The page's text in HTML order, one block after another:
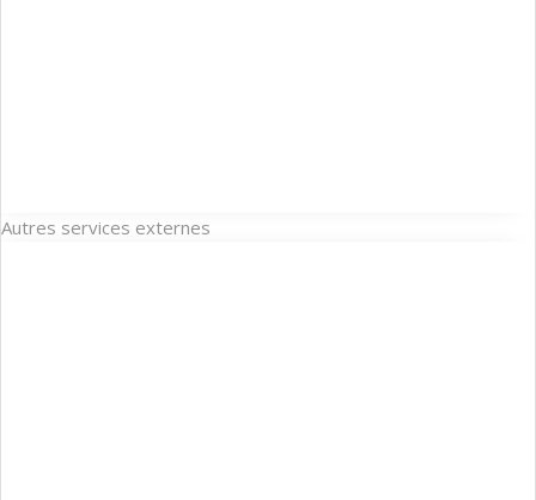
Autres services externes